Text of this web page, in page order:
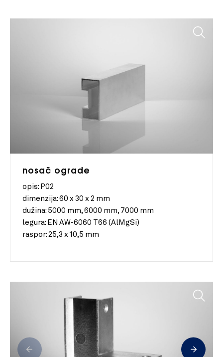
nosač ograde
opis: P02
dimenzija: 60 x 30 x 2 mm
dužina: 5000 mm, 6000 mm, 7000 mm
legura: EN AW-6060 T66 (AlMgSi)
raspor: 25,3 x 10,5 mm